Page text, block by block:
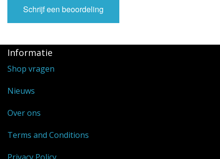
Schrijf een beoordeling
Informatie
Shop vragen
Nieuws
Over ons
Terms and Conditions
Privacy Policy